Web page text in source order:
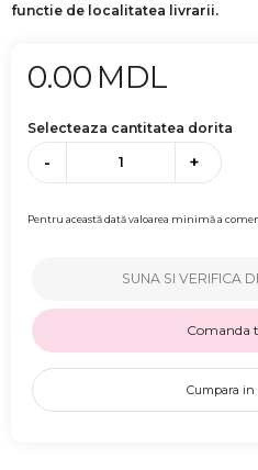
functie de localitatea livrarii.
0.00 MDL
Selecteaza cantitatea dorita
- +
Pentru această dată valoarea minimă a
SUNA SI VERIFICA
Comanda
Cumpara in